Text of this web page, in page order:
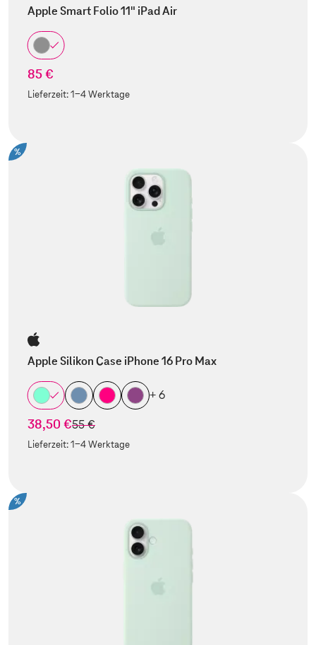
Apple Smart Folio 11" iPad Air
85 €
Lieferzeit:1-4 Werktage
%
Apple Silikon Case iPhone 16 Pro Max
+ 6
38,50 €statt
55 €
Lieferzeit:1-4 Werktage
%